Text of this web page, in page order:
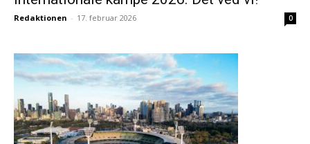
Redaktionen - 17. februar 2026 0